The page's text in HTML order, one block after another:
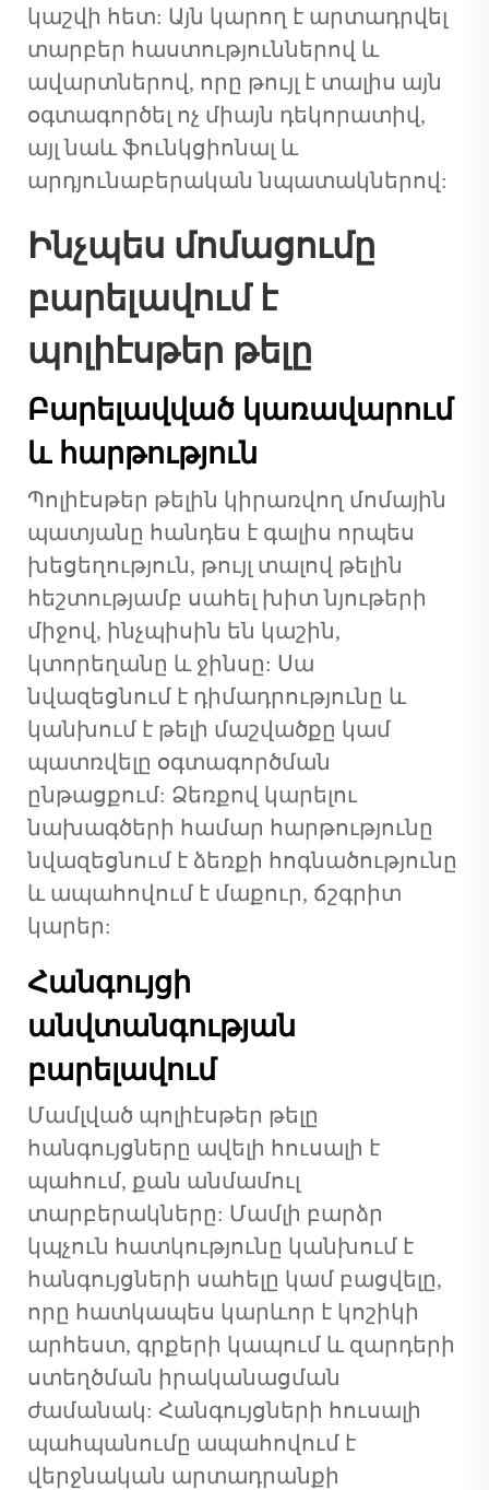
կաշվի հետ: Այն կարող է արտադրվել
տարբեր հաստություններով և
ավարտներով, որը թույլ է տալիս այն
օգտագործել ոչ միայն դեկորատիվ,
այլ նաև ֆունկցիոնալ և
արդյունաբերական նպատակներով:
Ինչպես մոմացումը
բարելավում է
պոլիէսթեր թելը
Բարելավված կառավարում
և հարթություն
Պոլիէսթեր թելին կիրառվող մոմային
պատյանը հանդես է գալիս որպես
խեցեղություն, թույլ տալով թելին
հեշտությամբ սահել խիտ նյութերի
միջով, ինչպիսին են կաշին,
կտորեղանը և ջինսը: Սա
նվազեցնում է դիմադրությունը և
կանխում է թելի մաշվածքը կամ
պատռվելը օգտագործման
ընթացքում: Ձեռքով կարելու
նախագծերի համար հարթությունը
նվազեցնում է ձեռքի հոգնածությունը
և ապահովում է մաքուր, ճշգրիտ
կարեր:
Հանգույցի
անվտանգության
բարելավում
Մամլված պոլիէսթեր թելը
հանգույցները ավելի հուսալի է
պահում, քան անմամուլ
տարբերակները: Մամլի բարձր
կպչուն հատկությունը կանխում է
հանգույցների սահելը կամ բացվելը,
որը հատկապես կարևոր է կոշիկի
արհեստ, գրքերի կապում և զարդերի
ստեղծման իրականացման
ժամանակ: Հանգույցների հուսալի
պահպանումը ապահովում է
վերջնական արտադրանքի